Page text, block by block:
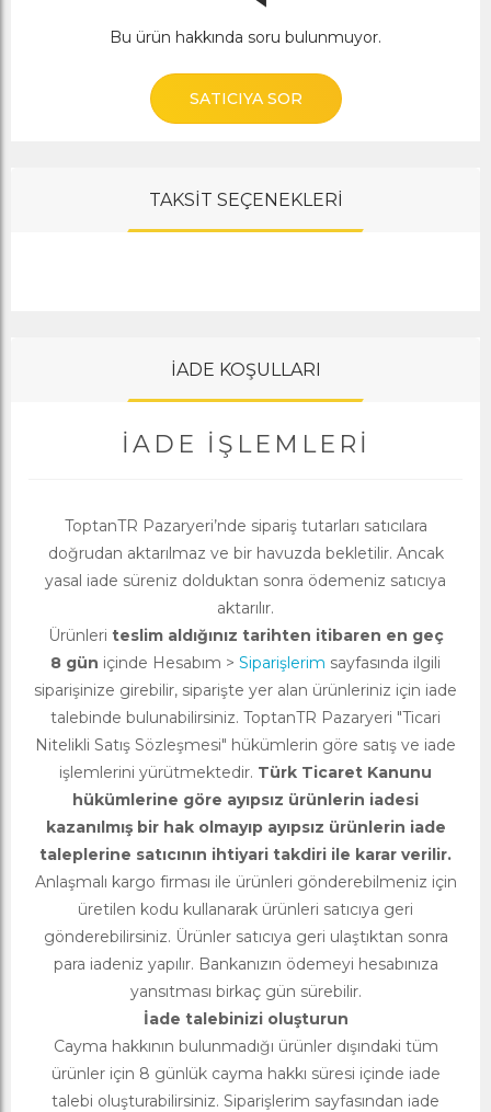
Bu ürün hakkında soru bulunmuyor.
SATICIYA SOR
TAKSİT SEÇENEKLERİ
İADE KOŞULLARI
İADE İŞLEMLERI
ToptanTR Pazaryeri’nde sipariş tutarları satıcılara
doğrudan aktarılmaz ve bir havuzda bekletilir. Ancak
yasal iade süreniz dolduktan sonra ödemeniz satıcıya
aktarılır.
Ürünleri teslim aldığınız tarihten itibaren en geç
8 gün içinde Hesabım > Siparişlerim sayfasında ilgili
siparişinize girebilir, siparişte yer alan ürünleriniz için iade
talebinde bulunabilirsiniz. ToptanTR Pazaryeri "Ticari
Nitelikli Satış Sözleşmesi" hükümlerin göre satış ve iade
işlemlerini yürütmektedir. Türk Ticaret Kanunu
hükümlerine göre ayıpsız ürünlerin iadesi
kazanılmış bir hak olmayıp ayıpsız ürünlerin iade
taleplerine satıcının ihtiyari takdiri ile karar verilir.
Anlaşmalı kargo firması ile ürünleri gönderebilmeniz için
üretilen kodu kullanarak ürünleri satıcıya geri
gönderebilirsiniz. Ürünler satıcıya geri ulaştıktan sonra
para iadeniz yapılır. Bankanızın ödemeyi hesabınıza
yansıtması birkaç gün sürebilir.
İade talebinizi oluşturun
Cayma hakkının bulunmadığı ürünler dışındaki tüm
ürünler için 8 günlük cayma hakkı süresi içinde iade
talebi oluşturabilirsiniz. Siparişlerim sayfasından iade